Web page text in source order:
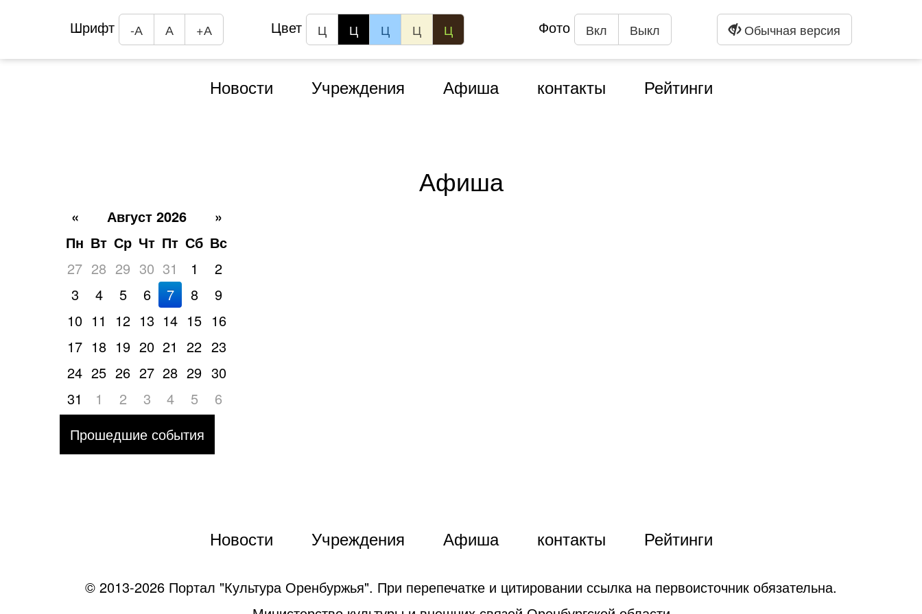
Шрифт -А А +А Цвет Ц Ц Ц Ц Ц Фото Вкл Выкл Обычная версия
Новости Учреждения Афиша контакты Рейтинги
Афиша
« Август 2026
»
Пн Вт Ср Чт Пт Сб Вс
27 28 29 30 31 1
2
3
4 5 6 7 8
9
10 11 12 13 14 15 16
17 18 19 20 21 22 23
24 25 26 27 28 29 30
31
1 2 3 4 5
6
Прошедшие события
Новости Учреждения Афиша контакты Рейтинги
© 2013-2026 Портал "Культура Оренбуржья". При перепечатке и цитировании ссылка на первоисточник обязательна.